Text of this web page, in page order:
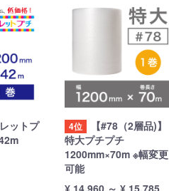
ットプ
4位
【#78（2層品)】
特大プチプチ
1200mm×70m ※幅変更
可能